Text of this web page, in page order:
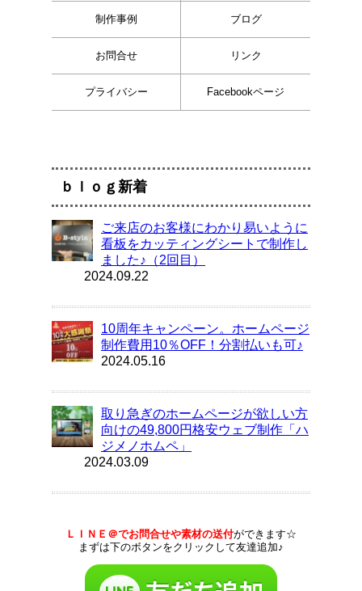
制作事例 ブログ
お問合せ リンク
プライバシー Facebookページ
ｂｌｏｇ新着
ご来店のお客様にわかり易いように
看板をカッティングシートで制作し
ました♪（2回目）
2024.09.22
10周年キャンペーン。ホームページ
制作費用10％OFF！分割払いも可♪
2024.05.16
取り急ぎのホームページが欲しい方
向けの49,800円格安ウェブ制作「ハ
ジメノホムペ」
2024.03.09
ＬＩＮＥ＠でお問合せや素材の送付ができます☆
まずは下のボタンをクリックして友達追加♪